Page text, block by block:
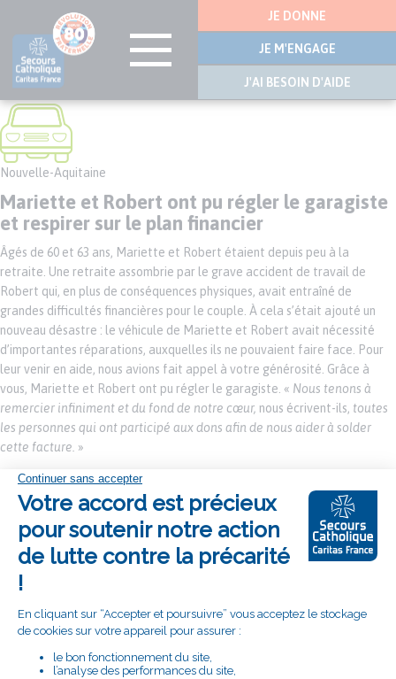
Aller
au
contenu
principal
latérale
JE DONNE
JE M'ENGAGE
J'AI BESOIN D'AIDE
Nouvelle-Aquitaine
Mariette et Robert ont pu régler le garagiste
et respirer sur le plan financier
Âgés de 60 et 63 ans, Mariette et Robert étaient depuis peu à la
retraite. Une retraite assombrie par le grave accident de travail de
Robert qui, en plus de conséquences physiques, avait entraîné de
grandes difficultés financières pour le couple. À cela s’était ajouté un
nouveau désastre : le véhicule de Mariette et Robert avait nécessité
d’importantes réparations, auxquelles ils ne pouvaient faire face. Pour
leur venir en aide, nous avions fait appel à votre générosité. Grâce à
vous, Mariette et Robert ont pu régler le garagiste. « Nous tenons à
remercier infiniment et du fond de notre cœur, nous écrivent-ils, toutes
les personnes qui ont participé aux dons afin de nous aider à solder
cette facture. »
COMTÉ SUR :